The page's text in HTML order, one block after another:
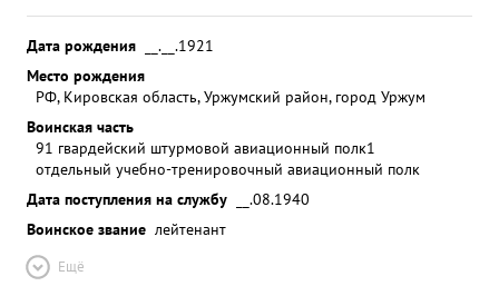
Дата рождения
__.__.1921
Место рождения
РФ, Кировская область, Уржумский район, город Уржум
Воинская часть
91 гвардейский штурмовой авиационный полк1
отдельный учебно-тренировочный авиационный полк
Дата поступления на службу
__.08.1940
Воинское звание лейтенант
Ещё